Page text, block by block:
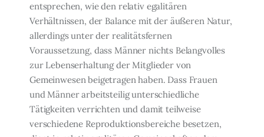
entsprechen, wie den relativ egalitären
Verhältnissen, der Balance mit der äußeren Natur,
allerdings unter der realitätsfernen
Voraussetzung, dass Männer nichts Belangvolles
zur Lebenserhaltung der Mitglieder von
Gemeinwesen beigetragen haben. Dass Frauen
und Männer arbeitsteilig unterschiedli­che
Tätigkeiten verrichten und damit teilweise
verschiedene Reproduktionsbereiche be­setzen,